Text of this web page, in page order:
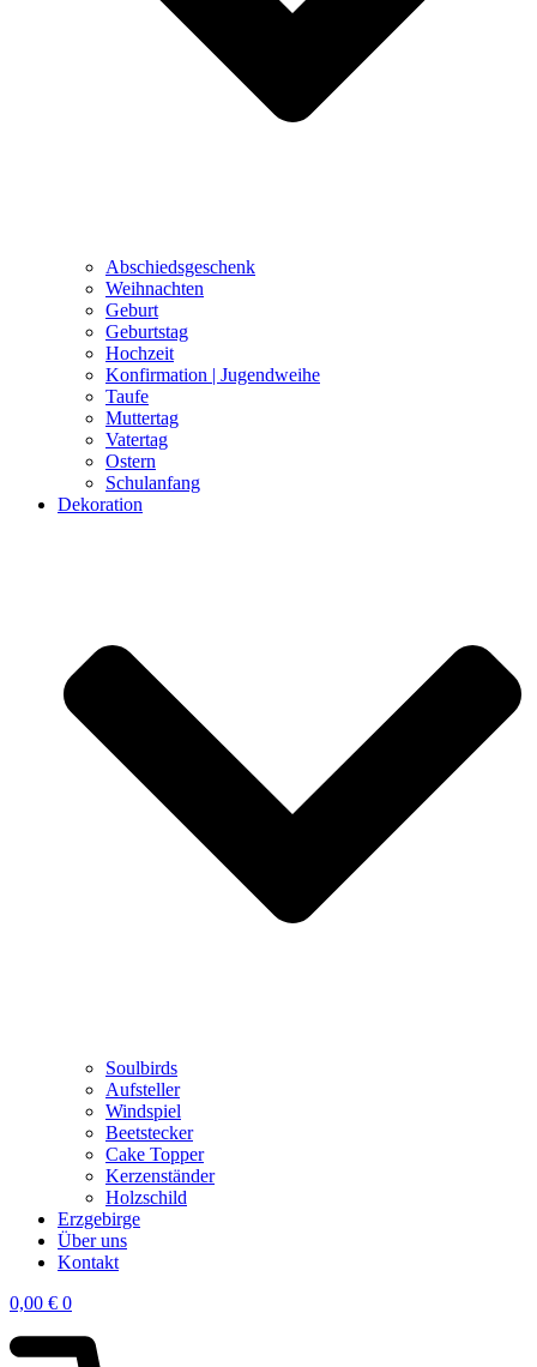
Abschiedsgeschenk
Weihnachten
Geburt
Geburtstag
Hochzeit
Konfirmation | Jugendweihe
Taufe
Muttertag
Vatertag
Ostern
Schulanfang
Dekoration
Soulbirds
Aufsteller
Windspiel
Beetstecker
Cake Topper
Kerzenständer
Holzschild
Erzgebirge
Über uns
Kontakt
0,00 € 0